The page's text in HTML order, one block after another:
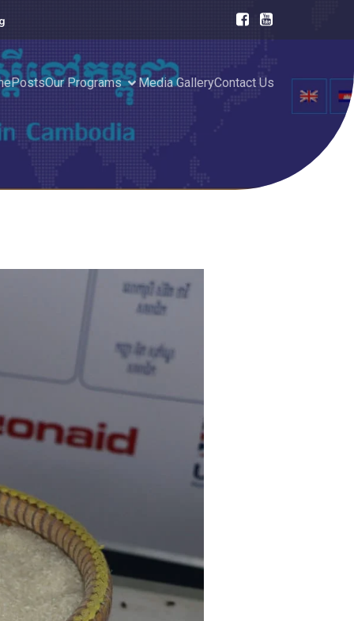
PostsOur Programs Media GalleryContact Us